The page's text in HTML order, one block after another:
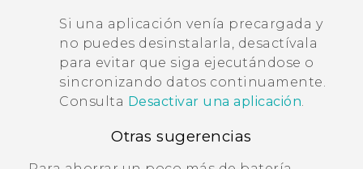
Si una aplicación venía precargada y
no puedes desinstalarla, desactívala
para evitar que siga ejecutándose o
sincronizando datos continuamente.
Consulta Desactivar una aplicación
Otras sugerencias